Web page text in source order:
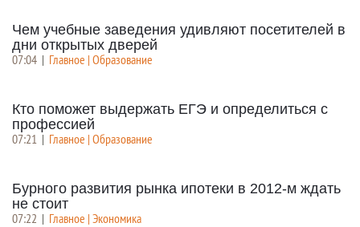
Чем учебные заведения удивляют посетителей в
дни открытых дверей
07:04 | Главное | Образование
Кто поможет выдержать ЕГЭ и определиться с
профессией
07:21 | Главное | Образование
Бурного развития рынка ипотеки в 2012-м ждать
не стоит
07:22 | Главное | Экономика